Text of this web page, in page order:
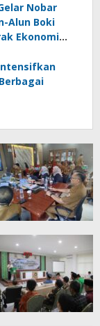
Nobar
Alun Boki
Ekonomi